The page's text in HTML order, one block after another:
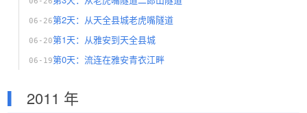
06-26第2天：从天全县城老虎嘴隧道
06-20第1天：从雅安到天全县城
06-19第0天：流连在雅安青衣江畔
2011 年